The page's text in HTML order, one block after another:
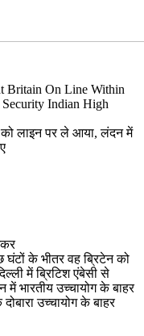
Britain On Line Within
Security Indian High
को लाइन पर ले आया, लंदन में
घंटों के भीतर वह ब्रिटेन को
में ब्रिटिश एंबेसी से
भारतीय उच्‍चायोग के बाहर
उच्‍चायोग के बाहर